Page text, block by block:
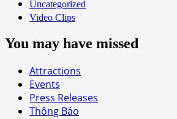
Uncategorized
Video Clips
You may have missed
Attractions
Events
Press Releases
Thông Báo